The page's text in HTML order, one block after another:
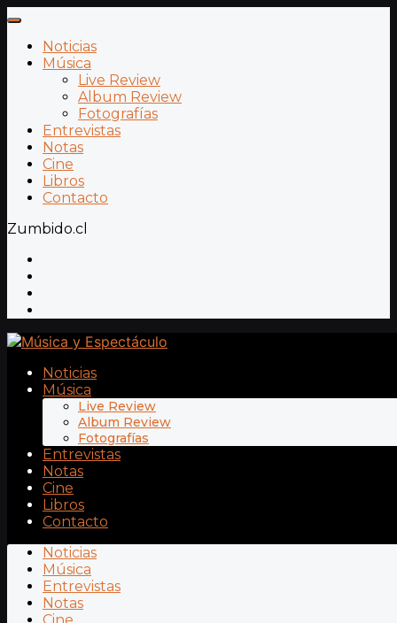
Noticias
Música
Live Review
Album Review
Fotografías
Entrevistas
Notas
Cine
Libros
Contacto
Zumbido.cl
Noticias
Música
Live Review
Album Review
Fotografías
Entrevistas
Notas
Cine
Libros
Contacto
Noticias
Música
Entrevistas
Notas